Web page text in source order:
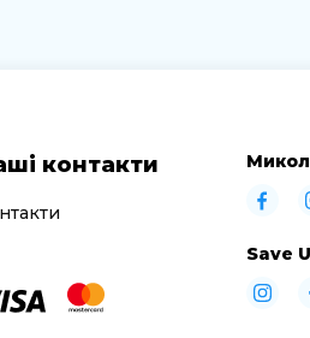
контакти
Save